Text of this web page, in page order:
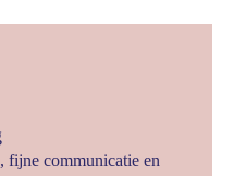
fijne communicatie en